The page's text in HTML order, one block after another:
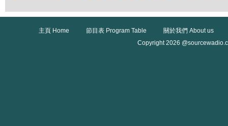
主頁 Home 節目表 Program Table
關於我們 About us
Copyright 2026